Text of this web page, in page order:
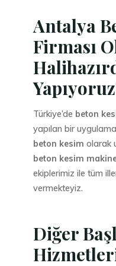
Antalya
Firması
Türkiye’de beton
yapılan bir
beton kesim olarak
beton kesim
ekiplerimiz ile tüm
vermekteyiz.
Diğer